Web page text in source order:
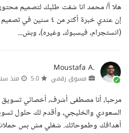
هلا أ/ محمد انا شفت طلبك لتصميم
إن عندي خبرة أكثر من
(انستجرام، فيسبوك، وغيره)، وبش...
Moustafa A.
مسوق رقمي منذ
مرحبا، أنا مصطفى أشرف، أخصائي
السعودي والخليجي، وأقدم لك حلول
أهدافك وطموحاتك. شغلي مش بس حملات